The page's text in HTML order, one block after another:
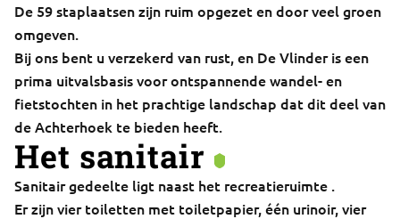
De 59 staplaatsen zijn ruim opgezet en door veel groen
omgeven.
Bij ons bent u verzekerd van rust, en De Vlinder is een
prima uitvalsbasis voor ontspannende wandel- en
fietstochten in het prachtige landschap dat dit deel van
de Achterhoek te bieden heeft.
Het sanitair
Sanitair gedeelte ligt naast het recreatieruimte .
Er zijn vier toiletten met toiletpapier, één urinoir, vier